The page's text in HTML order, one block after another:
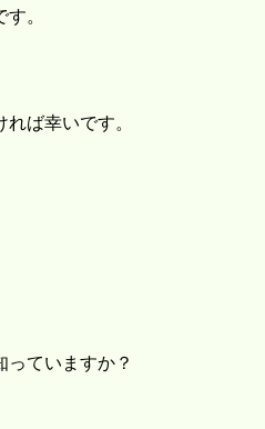
。
ば幸いです。
っていますか？